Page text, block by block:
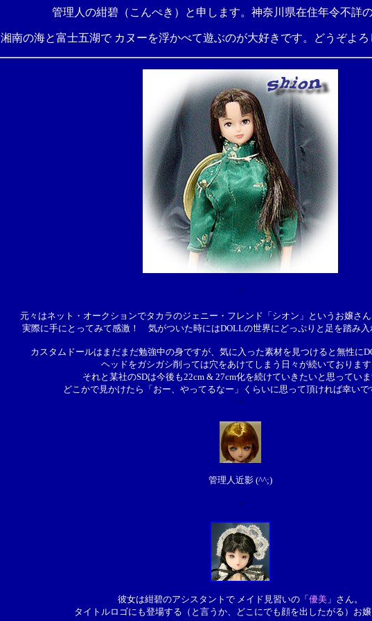
管理人の紺碧（こんぺき）と申します。神奈川県在住年令不詳の
湘南の海と富士五湖で カヌーを浮かべて遊ぶのが大好きです。どうぞよろ
・
元々はネット・オークションでタカラのジェニー・フレンド「シオン」というお嬢さ
実際に手にとってみて感激！ 気がついた時にはDOLLの世界にどっぷりと足を踏み入
カスタムドールはまだまだ勉強中の身ですが、気に入った素材を見つけると無性に
ヘッドをガシガシ削っては穴をあけてしまう日々が続いております
それと某社のSDは今後も22cm & 27cm化を続けていきたいと思ってい
どこかで見かけたら「おー、やってるなー」くらいに思って頂ければ幸いで
・
管理人近影 (^^;)
・
彼女は紺碧のアシスタントで メイド見習いの「 優美 」さん。
タイトルロゴにも登場する（と言うか、どこにでも顔を出したがる）お嬢